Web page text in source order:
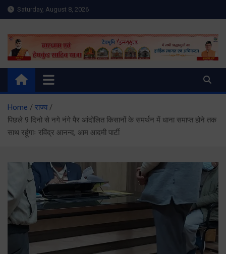
Skip
to
Saturday, August 8, 2026
Meru Raibar | Uttarakhand
News | Uttarkashi News
meruraibar.com
Home
राज्य
पिछले 9 दिनो से नगे नंगे पैर आंदोलित किसानों के समर्थन में धाना समाप्त होने तक
साथ रहूंगाः रविंद्र आनन्द, आम आदमी पार्टी